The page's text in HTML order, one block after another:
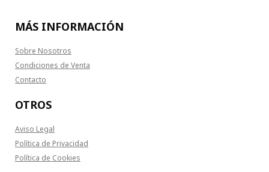
MÁS INFORMACIÓN
Sobre Nosotros
Condiciones de Venta
Contacto
OTROS
Aviso Legal
Política de Privacidad
Política de Cookies